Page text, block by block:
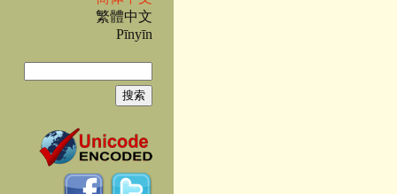
繁體中文
Pīnyīn
搜索表单
搜索